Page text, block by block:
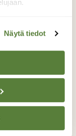
Näytä tiedot
lopulla noin